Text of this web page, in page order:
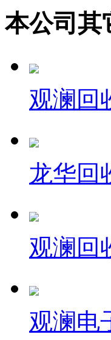
本公司其
观澜回
龙华回
观澜回
观澜电